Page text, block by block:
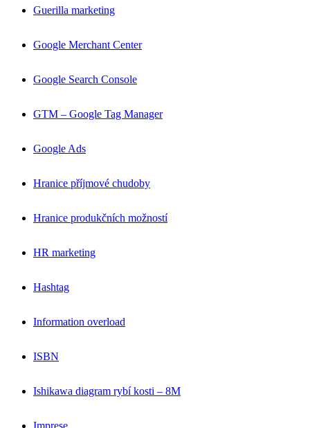
Guerilla marketing
Google Merchant Center
Google Search Console
GTM – Google Tag Manager
Google Ads
Hranice příjmové chudoby
Hranice produkčních možností
HR marketing
Hashtag
Information overload
ISBN
Ishikawa diagram rybí kosti – 8M
Imprese